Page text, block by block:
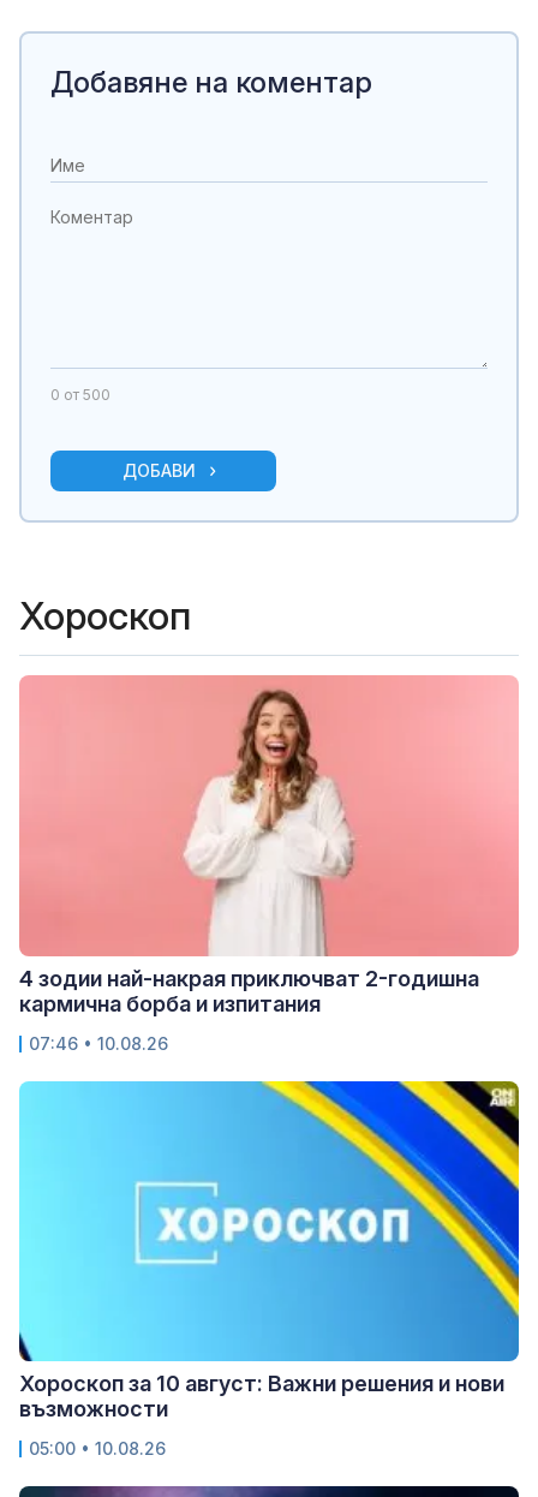
Добавяне на коментар
0 от 500
ДОБАВИ
Хороскоп
4 зодии най-накрая приключват 2-годишна
кармична борба и изпитания
07:46 • 10.08.26
Хороскоп за 10 август: Важни решения и нови
възможности
05:00 • 10.08.26